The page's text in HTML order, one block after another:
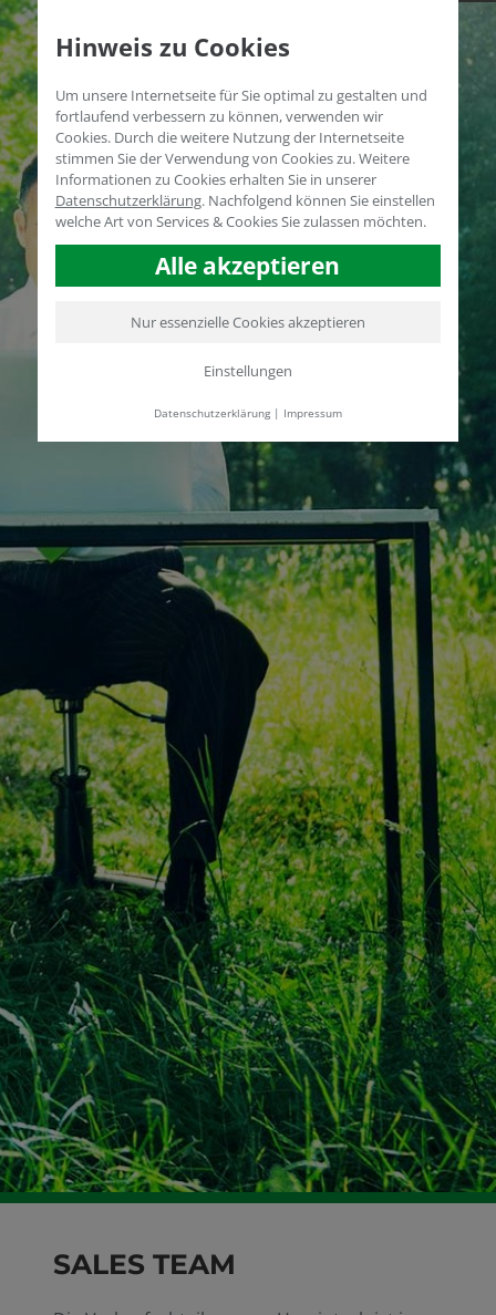
SALES TEAM
UMWELT
SALES TEAM
Hinweis zu Cookies
Um unsere Internetseite für Sie optimal zu gestalten und
fortlaufend verbessern zu können, verwenden wir
Cookies. Durch die weitere Nutzung der Internetseite
stimmen Sie der Verwendung von Cookies zu. Weitere
Informationen zu Cookies erhalten Sie in unserer
Datenschutzerklärung. Nachfolgend können Sie einstellen
welche Art von Services & Cookies Sie zulassen möchten.
Alle akzeptieren
Nur essenzielle Cookies akzeptieren
Einstellungen
Datenschutzerklärung| Impressum